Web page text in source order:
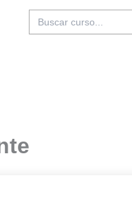
Buscar: